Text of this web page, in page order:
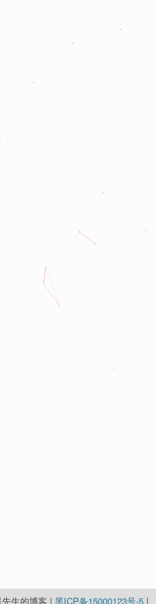
生的博客 | 黑ICP备15000123号-5 |